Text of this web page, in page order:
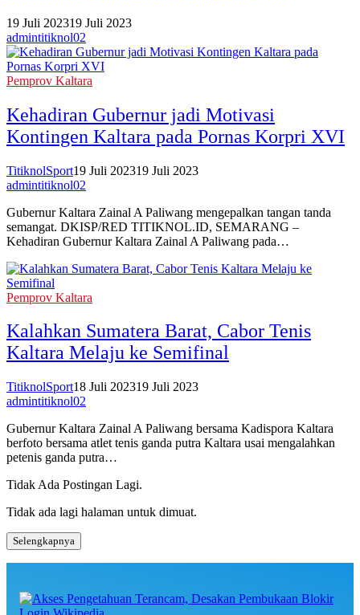
19 Juli 202319 Juli 2023
admintitiknol02
Pemprov Kaltara
Kehadiran Gubernur jadi Motivasi
Kontingen Kaltara pada Pornas Korpri XVI
TitiknolSport19 Juli 202319 Juli 2023
admintitiknol02
Gubernur Kaltara Zainal A Paliwang mengepalkan tangan tanda
semangat. DKISP/RED TITIKNOL.ID, SEMARANG –
Kehadiran Gubernur Kaltara Zainal A Paliwang pada…
Pemprov Kaltara
Kalahkan Sumatera Barat, Cabor Tenis
Kaltara Melaju ke Semifinal
TitiknolSport18 Juli 202319 Juli 2023
admintitiknol02
Gubernur Kaltara Zainal A Paliwang bersama Kadispora Kaltara
berfoto bersama atlet tenis ganda putra Kaltara usai mengalahkan
petenis ganda putra…
Tidak Ada Postingan Lagi.
Tidak ada lagi halaman untuk dimuat.
Selengkapnya